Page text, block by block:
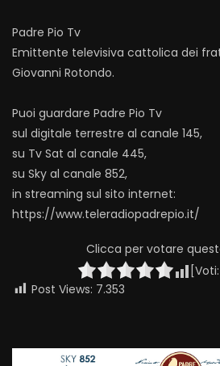
Padre Pio Tv
Emittente televisiva cattolica dei
Giovanni Rotondo.
Puoi guardare Padre Pio Tv
sul digitale terrestre al canale 145,
su Tv Sat al canale 445,
su Sky al canale 852,
in streaming sul sito internet:
https://www.teleradiopadrepio.it/
Clicca per votare
[Voti:
Post Views: 7.353